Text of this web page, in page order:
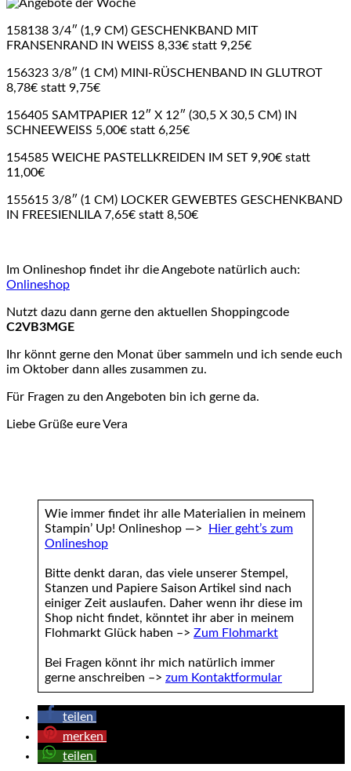
158138 3/4″ (1,9 CM) GESCHENKBAND MIT
FRANSENRAND IN WEISS 8,33€ statt 9,25€
156323 3/8″ (1 CM) MINI-RÜSCHENBAND IN GLUTROT
8,78€ statt 9,75€
156405 SAMTPAPIER 12″ X 12″ (30,5 X 30,5 CM) IN
SCHNEEWEISS 5,00€ statt 6,25€
154585 WEICHE PASTELLKREIDEN IM SET 9,90€ statt
11,00€
155615 3/8″ (1 CM) LOCKER GEWEBTES GESCHENKBAND
IN FREESIENLILA 7,65€ statt 8,50€
Im Onlineshop findet ihr die Angebote natürlich auch:
Onlineshop
Nutzt dazu dann gerne den aktuellen Shoppingcode
C2VB3MGE
Ihr könnt gerne den Monat über sammeln und ich sende euch
im Oktober dann alles zusammen zu.
Für Fragen zu den Angeboten bin ich gerne da.
Liebe Grüße eure Vera
Wie immer findet ihr alle Materialien in meinem
Stampin’ Up! Onlineshop —>
Hier geht’s zum
Onlineshop
Bitte denkt daran, das viele unserer Stempel,
Stanzen und Papiere Saison Artikel sind nach
einiger Zeit auslaufen. Daher wenn ihr diese im
Shop nicht findet, könntet ihr aber in meinem
Flohmarkt Glück haben –> Zum Flohmarkt
Bei Fragen könnt ihr mich natürlich immer
gerne anschreiben –> zum Kontaktformular
teilen
merken
teilen